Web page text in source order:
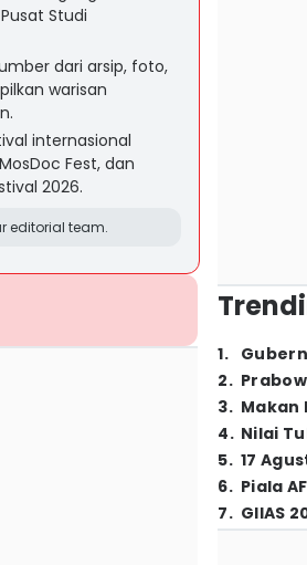
Studi
dari arsip, foto,
warisan
internasional
Fest, dan
2026.
editorial team.
1.
2.
3. Makan
4. Nilai
5. 17
6. Piala
7. GIIAS